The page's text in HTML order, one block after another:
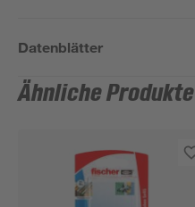
Datenblätter
Ähnliche Produkte